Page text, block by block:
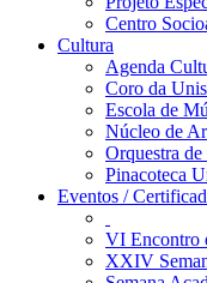
Centro
Cultura
Agenda
Coro da
Escola de
Núcleo de
Orquestra
Pinacoteca
Eventos /
VI Encontro
XXIV